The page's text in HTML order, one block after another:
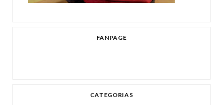
FANPAGE
CATEGORIAS